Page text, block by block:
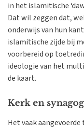
in het islamitische
Dat wil zeggen dat,
onderwijs van hun
islamitische zijde bij
voorbereid op
ideologie van het
de kaart.
Kerk en
Het vaak